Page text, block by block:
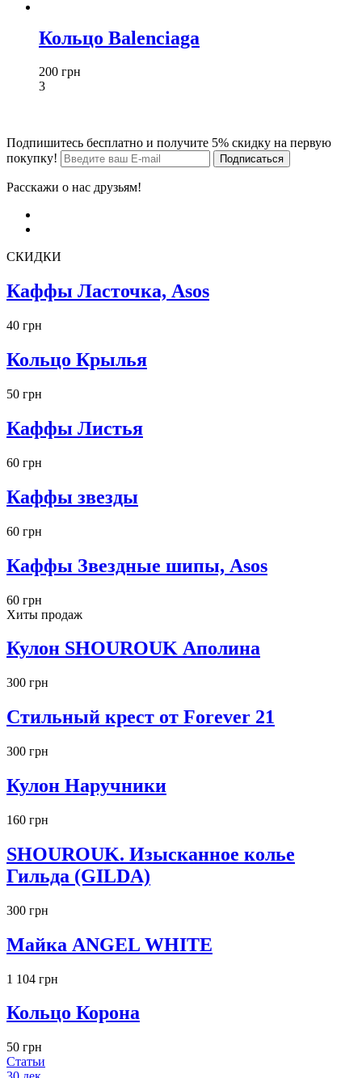
Кольцо Balenciaga
200 грн
3
Подпишитесь бесплатно и получите 5% скидку на первую
покупку!
Расскажи о нас друзьям!
СКИДКИ
Каффы Ласточка, Asos
40 грн
Кольцо Крылья
50 грн
Каффы Листья
60 грн
Каффы звезды
60 грн
Каффы Звездные шипы, Asos
60 грн
Хиты продаж
Кулон SHOUROUK Аполина
300 грн
Стильный крест от Forever 21
300 грн
Кулон Наручники
160 грн
SHOUROUK. Изысканное колье
Гильда (GILDA)
300 грн
Майка ANGEL WHITE
1 104 грн
Кольцо Корона
50 грн
Статьи